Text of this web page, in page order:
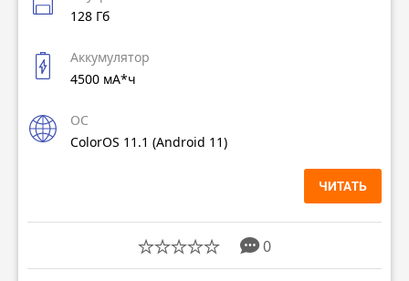
128 Гб
Аккумулятор
4500 мА*ч
ОС
ColorOS 11.1 (Android 11)
ЧИТАТЬ
0